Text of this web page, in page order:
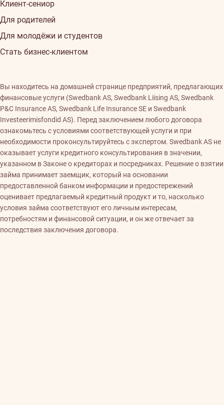
Клиент-сениор
Для родителей
Для молодёжи и студентов
Стать бизнес-клиентом
Вы находитесь на домашней странице предприятий, предлагающих
финансовые услуги (Swedbank AS, Swedbank Liising AS, Swedbank
P&C Insurance AS, Swedbank Life Insurance SE и Swedbank
Investeerimisfondid AS). Перед заключением любого договора
ознакомьтесь с условиями соответствующей услуги и при
необходимости проконсультируйтесь с экспертом. Swedbank AS не
оказывает услуги кредитного консультирования в значении,
указанном в Законе о кредиторах и посредниках. Решение о взятии
займа принимает заемщик, который на основании
предоставленной банком информации и предостережений
оценивает предлагаемый кредитный продукт и то, насколько
условия займа соответствуют его личным интересам,
потребностям и финансовой ситуации, и он же отвечает за
последствия заключения договора.